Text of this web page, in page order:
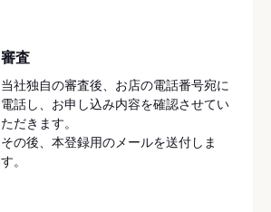
審査
当社独自の審査後、お店の電話番号宛に
電話し、お申し込み内容を確認させてい
ただきます。
その後、本登録用のメールを送付しま
す。